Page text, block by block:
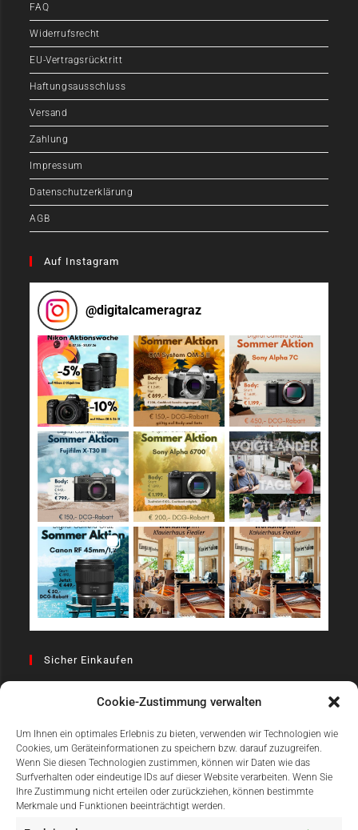
Cookie-Zustimmung verwalten
Um Ihnen ein optimales Erlebnis zu bieten, verwenden wir Technologien wie
Cookies, um Geräteinformationen zu speichern bzw. darauf zuzugreifen.
Wenn Sie diesen Technologien zustimmen, können wir Daten wie das
Surfverhalten oder eindeutige IDs auf dieser Website verarbeiten. Wenn Sie
Ihre Zustimmung nicht erteilen oder zurückziehen, können bestimmte
Merkmale und Funktionen beeinträchtigt werden.
FAQ
Widerrufsrecht
EU-Vertragsrücktritt
Haftungsausschluss
Versand
Zahlung
Impressum
Datenschutzerklärung
AGB
Auf Instagram
@digitalcameragraz
Sicher Einkaufen
Einfach Online Bezahlen